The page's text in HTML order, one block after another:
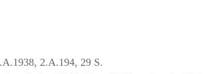
2.A.194, 29 S.